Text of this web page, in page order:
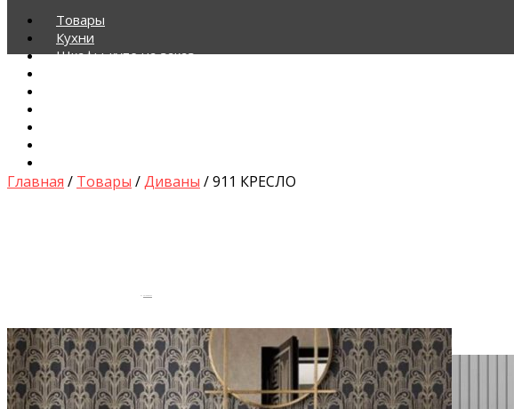
Товары
Кухни
Шкафы-купе на заказ
Главная / Товары /Диваны / 911 КРЕСЛО